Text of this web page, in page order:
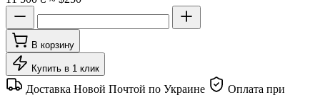
В корзину
Купить в 1 клик
Доставка Новой Почтой по Украине
Оплата при